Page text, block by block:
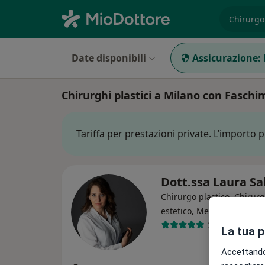
Date disponibili Assicurazione:
Chirurghi plastici a Milano con
Tariffa per prestazioni private. L’importo
Dott.ssa Laura
Chirurgo plastico,
estetico, Medico estetico
310 recensioni
La tua